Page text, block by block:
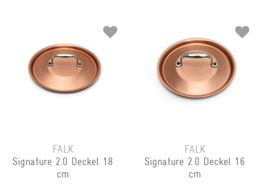
FALK
Signature 2.0 Deckel 18
cm
FALK
Signature 2.0 Deckel 16
cm